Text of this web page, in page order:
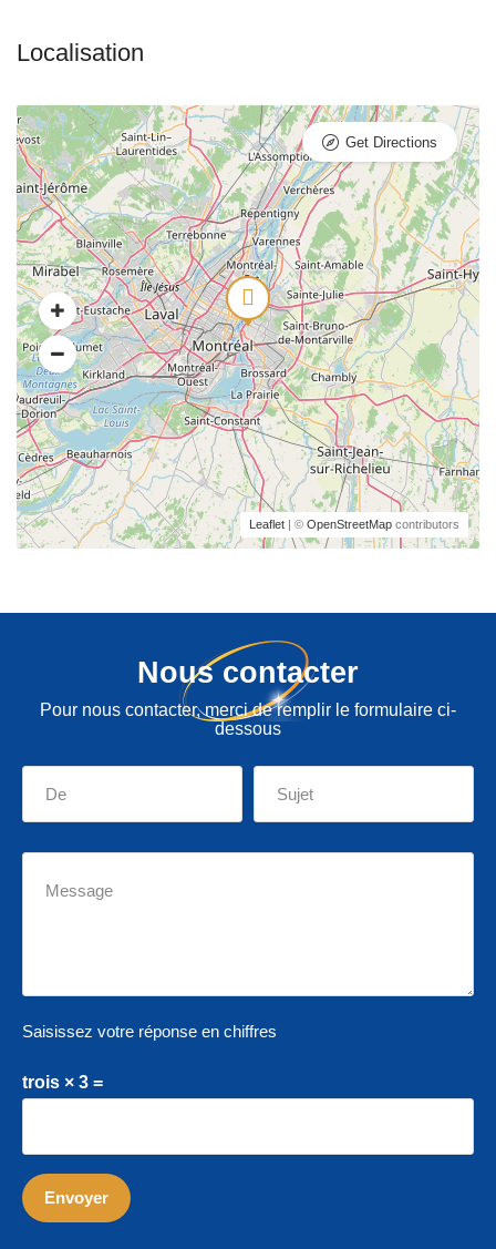
Leaflet | © OpenStreetMap contributors
Get Directions
Nous contacter
Pour nous contacter, merci de remplir le formulaire ci-
dessous
Saisissez votre réponse en chiffres
trois × 3 =